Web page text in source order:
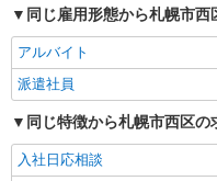
同じ雇用形態から札幌市西
アルバイト
派遣社員
同じ特徴から札幌市西区の
入社日応相談